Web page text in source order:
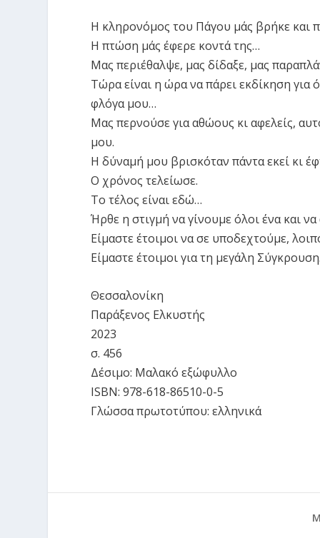
Η κληρονόμος του Πάγου μάς βρήκε και
Η πτώση μάς έφερε κοντά της…
Μας περιέθαλψε, μας δίδαξε, μας
Τώρα είναι η ώρα να πάρει εκδίκηση για
φλόγα μου…
Μας περνούσε για αθώους κι αφελείς,
μου.
Η δύναμή μου βρισκόταν πάντα εκεί κι
Ο χρόνος τελείωσε.
Το τέλος είναι εδώ…
Ήρθε η στιγμή να γίνουμε όλοι ένα και
Είμαστε έτοιμοι να σε υποδεχτούμε,
Είμαστε έτοιμοι για τη μεγάλη Σύγκρουση.
Θεσσαλονίκη
Παράξενος Ελκυστής
2023
σ. 456
Δέσιμο: Μαλακό εξώφυλλο
ISBN:978-618-86510-0-5
Γλώσσα πρωτοτύπου:ελληνικά